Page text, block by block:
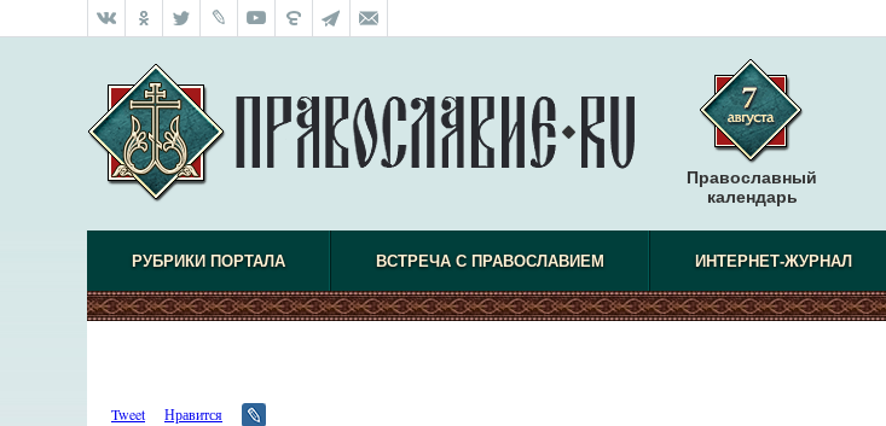
Православный
календарь
РУБРИКИ ПОРТАЛА ВСТРЕЧА С ПРАВОСЛАВИЕМ ИНТЕРНЕТ-ЖУРНАЛ
Tweet Нравится